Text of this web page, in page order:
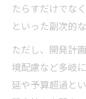
たらすだけでな
といった副次的
ただし、開発計
境配慮など多岐
延や予算超過と